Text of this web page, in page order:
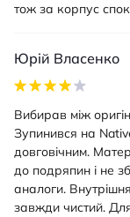
тож за корпус
Юрій Власенко
Вибирав між
Зупинився на
довговічним.
до подряпин і не
аналоги.
завжди чистий.